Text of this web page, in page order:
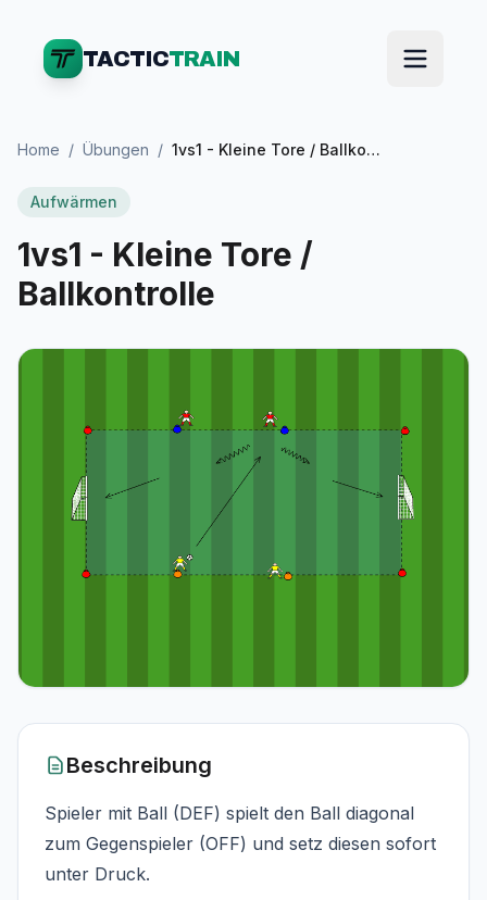
TACTICTRAIN
Home / Übungen / 1vs1 - Kleine Tore / Ballkontrolle
Aufwärmen
1vs1 - Kleine Tore /
Ballkontrolle
Beschreibung
Spieler mit Ball (DEF) spielt den Ball diagonal
zum Gegenspieler (OFF) und setz diesen sofort
unter Druck.